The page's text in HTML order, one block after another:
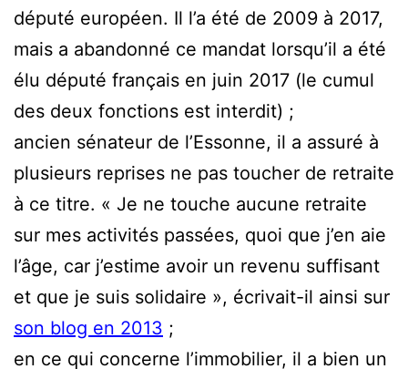
député européen. Il l’a été de 2009 à 2017,
mais a abandonné ce mandat lorsqu’il a été
élu député français en juin 2017 (le cumul
des deux fonctions est interdit) ;
ancien sénateur de l’Essonne, il a assuré à
plusieurs reprises ne pas toucher de retraite
à ce titre. « Je ne touche aucune retraite
sur mes activités passées, quoi que j’en aie
l’âge, car j’estime avoir un revenu suffisant
et que je suis solidaire », écrivait-il ainsi sur
son blog en 2013 ;
en ce qui concerne l’immobilier, il a bien un